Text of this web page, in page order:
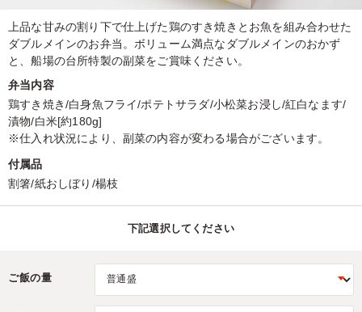
上品な甘みの割り下で仕上げた鶏のすき焼きとお魚を組み合わせた
ダブルメインのお弁当。ボリューム満点なダブルメインのおかず
と、船場の台所特製の副菜をご賞味ください。
弁当内容
鶏すき焼き/白身魚フライ/ポテトサラダ/小松菜お浸し/紅白なます/
漬物/白米[約180g]
※仕入れ状況により、副菜の内容が変わる場合がございます。
付属品
割箸/紙おしぼり/楊枝
下記選択してください
ご飯の量